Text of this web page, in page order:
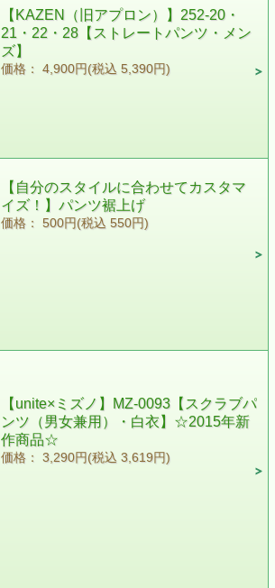
【KAZEN（旧アプロン）】252-20・
21・22・28【ストレートパンツ・メン
ズ】
価格： 4,900円(税込 5,390円)
【自分のスタイルに合わせてカスタマ
イズ！】パンツ裾上げ
価格： 500円(税込 550円)
【unite×ミズノ】MZ-0093【スクラブパ
ンツ（男女兼用）・白衣】☆2015年新
作商品☆
価格： 3,290円(税込 3,619円)